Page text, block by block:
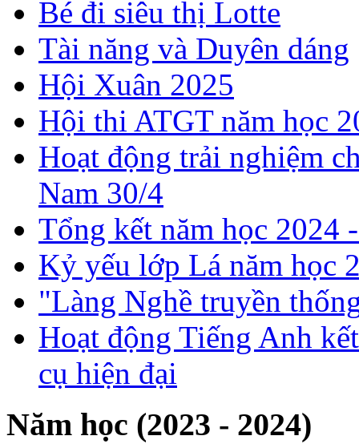
Bé đi siêu thị Lotte
Tài năng và Duyên dáng
Hội Xuân 2025
Hội thi ATGT năm học
Hoạt động trải nghiệm
Nam 30/4
Tổng kết năm học 2024
Kỷ yếu lớp Lá năm học
"Làng Nghề truyền
Hoạt động Tiếng Anh
cụ hiện đại
Năm học (2023 - 2024)